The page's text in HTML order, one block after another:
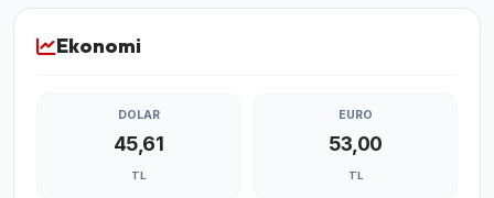
Ekonomi
DOLAR
45,61
TL
EURO
53,00
TL